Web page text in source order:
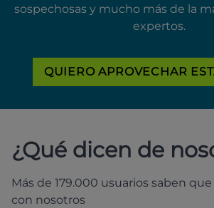
sospechosas y mucho más de la
expertos.
QUIERO APROVECHAR
¿Qué dicen de
Más de 179.000 usuarios saben
con nosotros